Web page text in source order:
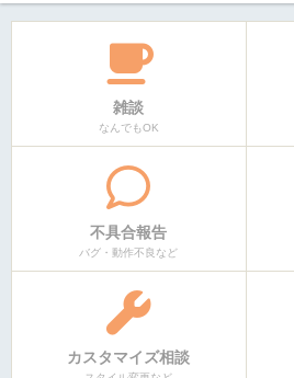
雑談
なんでもOK
不具合報告
バグ・動作不良など
カスタマイズ相談